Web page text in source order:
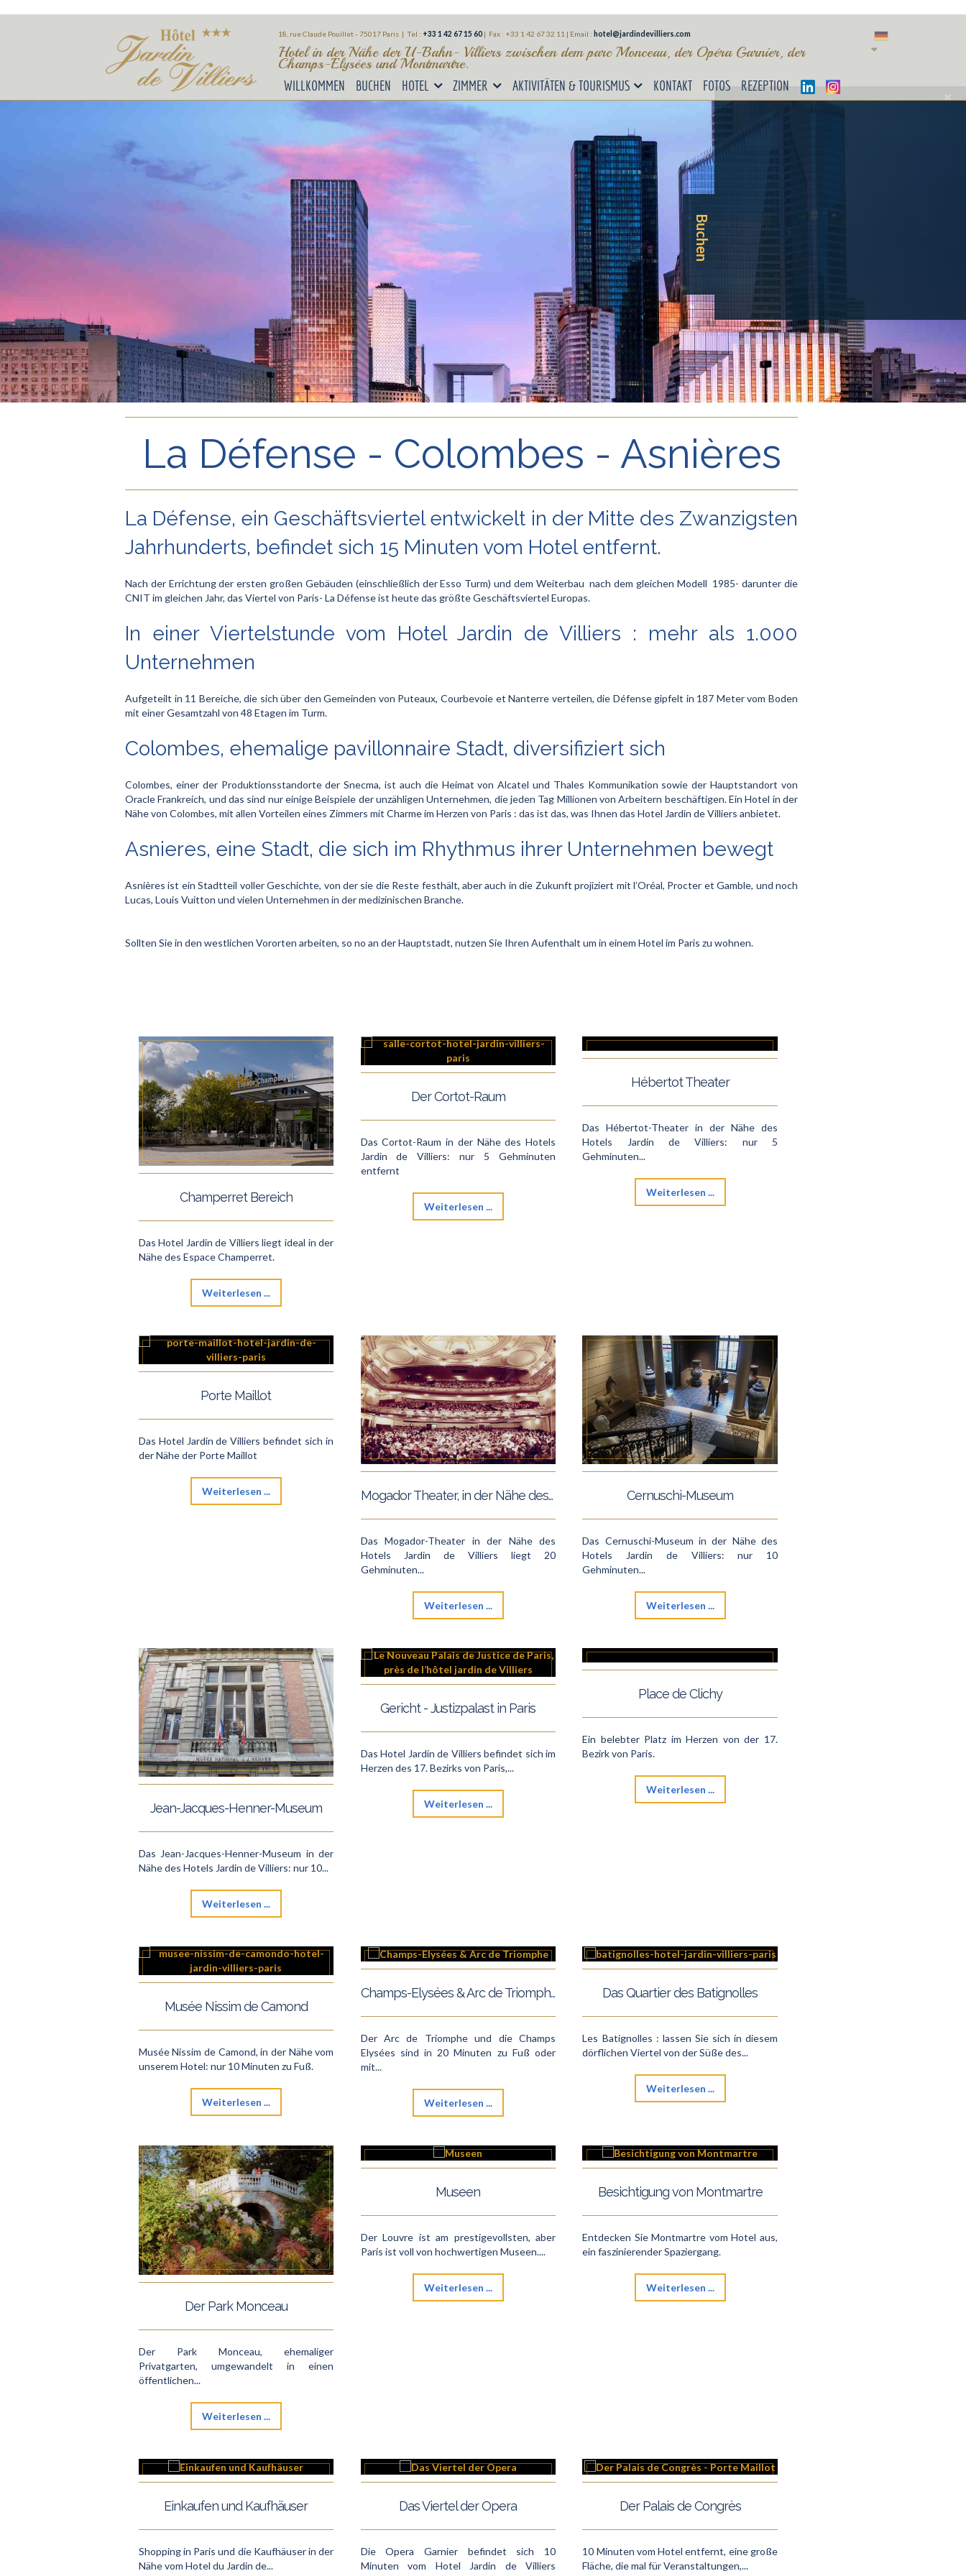
18, rue Claude Pouillet - 75017 Paris | Tel : +33 1 42 67 15 60 | Fax : +33 1 42 67 32 11 | Email : hotel@jardindevilliers.com
Hotel in der Nähe der U-Bahn- Villiers zwischen dem parc Monceau, der Opéra Garnier, der
Champs-Elysées und Montmartre.
WILLKOMMEN BUCHEN HOTEL ZIMMER AKTIVITÄTEN & TOURISMUS KONTAKT FOTOS REZEPTION
Buchen
La Défense - Colombes - Asnières
La Défense, ein Geschäftsviertel entwickelt in der Mitte des Zwanzigsten
Jahrhunderts, befindet sich 15 Minuten vom Hotel entfernt.
Nach der Errichtung der ersten großen Gebäuden (einschließlich der Esso Turm) und dem Weiterbau nach dem gleichen Modell 1985- darunter die
CNIT im gleichen Jahr, das Viertel von Paris- La Défense ist heute das größte Geschäftsviertel Europas.
In einer Viertelstunde vom Hotel Jardin de Villiers : mehr als 1.000
Unternehmen
Aufgeteilt in 11 Bereiche, die sich über den Gemeinden von Puteaux, Courbevoie et Nanterre verteilen, die Défense gipfelt in 187 Meter vom Boden
mit einer Gesamtzahl von 48 Etagen im Turm.
Colombes, ehemalige pavillonnaire Stadt, diversifiziert sich
Colombes, einer der Produktionsstandorte der Snecma, ist auch die Heimat von Alcatel und Thales Kommunikation sowie der Hauptstandort von
Oracle Frankreich, und das sind nur einige Beispiele der unzähligen Unternehmen, die jeden Tag Millionen von Arbeitern beschäftigen. Ein Hotel in der
Nähe von Colombes, mit allen Vorteilen eines Zimmers mit Charme im Herzen von Paris : das ist das, was Ihnen das Hotel Jardin de Villiers anbietet.
Asnieres, eine Stadt, die sich im Rhythmus ihrer Unternehmen bewegt
Asnières ist ein Stadtteil voller Geschichte, von der sie die Reste festhält, aber auch in die Zukunft projiziert mit l’Oréal, Procter et Gamble, und noch
Lucas, Louis Vuitton und vielen Unternehmen in der medizinischen Branche.
Sollten Sie in den westlichen Vororten arbeiten, so no an der Hauptstadt, nutzen Sie Ihren Aufenthalt um in einem Hotel im Paris zu wohnen.
Champerret Bereich
Das Hotel Jardin de Villiers liegt ideal in der
Nähe des Espace Champerret.
Weiterlesen ...
Der Cortot-Raum
Das Cortot-Raum in der Nähe des Hotels
Jardin de Villiers: nur 5 Gehminuten
entfernt
Weiterlesen ...
Hébertot Theater
Das Hébertot-Theater in der Nähe des
Hotels Jardin de Villiers: nur 5
Gehminuten...
Weiterlesen ...
Porte Maillot
Das Hotel Jardin de Villiers befindet sich in
der Nähe der Porte Maillot
Weiterlesen ... Mogador Theater, in der Nähe des Hotels Jardin de Villiers
Das Mogador-Theater in der Nähe des
Hotels Jardin de Villiers liegt 20
Gehminuten...
Weiterlesen ...
Cernuschi-Museum
Das Cernuschi-Museum in der Nähe des
Hotels Jardin de Villiers: nur 10
Gehminuten...
Weiterlesen ...
Jean-Jacques-Henner-Museum
Das Jean-Jacques-Henner-Museum in der
Nähe des Hotels Jardin de Villiers: nur 10...
Weiterlesen ...
Gericht - Justizpalast in Paris
Das Hotel Jardin de Villiers befindet sich im
Herzen des 17. Bezirks von Paris,...
Weiterlesen ...
Place de Clichy
Ein belebter Platz im Herzen von der 17.
Bezirk von Paris.
Weiterlesen ...
Musée Nissim de Camond
Musée Nissim de Camond, in der Nähe vom
unserem Hotel: nur 10 Minuten zu Fuß.
Weiterlesen ...
Champs-Elysées & Arc de Triomphe
Der Arc de Triomphe und die Champs
Elysées sind in 20 Minuten zu Fuß oder
mit...
Weiterlesen ...
Das Quartier des Batignolles
Les Batignolles : lassen Sie sich in diesem
dörflichen Viertel von der Süße des...
Weiterlesen ...
Der Park Monceau
Der Park Monceau, ehemaliger
Privatgarten, umgewandelt in einen
öffentlichen...
Weiterlesen ...
Museen
Der Louvre ist am prestigevollsten, aber
Paris ist voll von hochwertigen Museen....
Weiterlesen ...
Besichtigung von Montmartre
Entdecken Sie Montmartre vom Hotel aus,
ein faszinierender Spaziergang.
Weiterlesen ...
Einkaufen und Kaufhäuser
Shopping in Paris und die Kaufhäuser in der
Nähe vom Hotel du Jardin de...
Das Viertel der Opera
Die Opera Garnier befindet sich 10
Minuten vom Hotel Jardin de Villiers
Der Palais de Congrès
10 Minuten vom Hotel entfernt, eine große
Fläche, die mal für Veranstaltungen,...